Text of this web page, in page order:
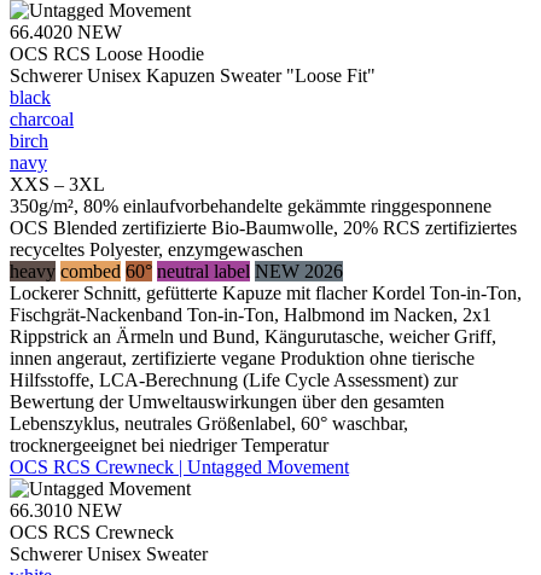
66.4020 NEW
OCS RCS Loose Hoodie
Schwerer Unisex Kapuzen Sweater "Loose Fit"
black
charcoal
birch
navy
XXS – 3XL
350g/m², 80% einlaufvorbehandelte gekämmte ringgesponnene
OCS Blended zertifizierte Bio-Baumwolle, 20% RCS zertifiziertes
recyceltes Polyester, enzymgewaschen
heavy combed 60° neutral label NEW 2026
Lockerer Schnitt, gefütterte Kapuze mit flacher Kordel Ton-in-Ton,
Fischgrät-Nackenband Ton-in-Ton, Halbmond im Nacken, 2x1
Rippstrick an Ärmeln und Bund, Kängurutasche, weicher Griff,
innen angeraut, zertifizierte vegane Produktion ohne tierische
Hilfsstoffe, LCA-Berechnung (Life Cycle Assessment) zur
Bewertung der Umweltauswirkungen über den gesamten
Lebenszyklus, neutrales Größenlabel, 60° waschbar,
trocknergeeignet bei niedriger Temperatur
OCS RCS Crewneck | Untagged Movement
66.3010 NEW
OCS RCS Crewneck
Schwerer Unisex Sweater